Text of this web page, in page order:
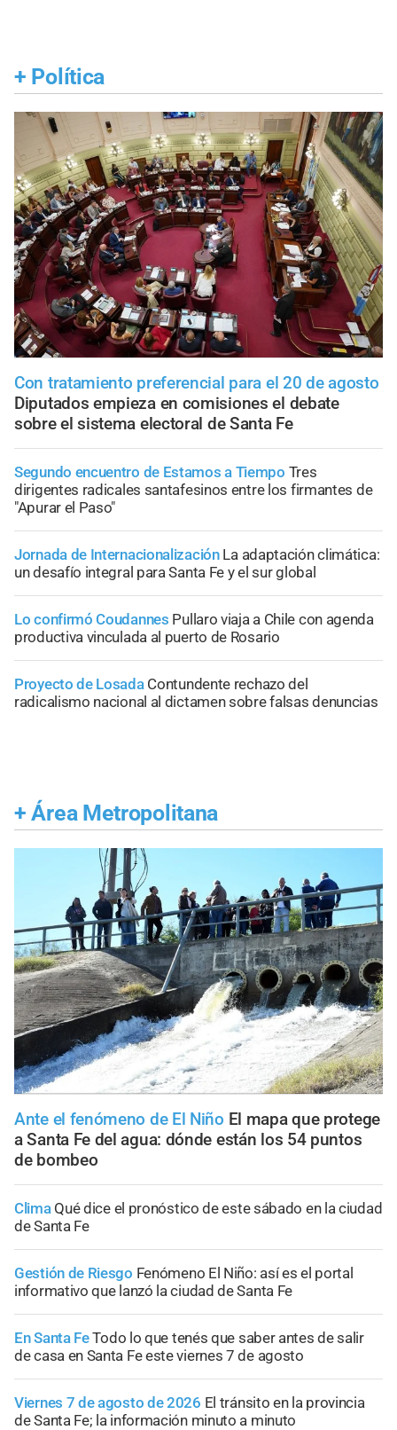
+ Política
Con tratamiento preferencial para el 20 de agosto
Diputados empieza en comisiones el debate
sobre el sistema electoral de Santa Fe
Segundo encuentro de Estamos a Tiempo Tres
dirigentes radicales santafesinos entre los firmantes de
"Apurar el Paso"
Jornada de Internacionalización La adaptación climática:
un desafío integral para Santa Fe y el sur global
Lo confirmó Coudannes Pullaro viaja a Chile con agenda
productiva vinculada al puerto de Rosario
Proyecto de Losada Contundente rechazo del
radicalismo nacional al dictamen sobre falsas denuncias
+ Área Metropolitana
Ante el fenómeno de El Niño El mapa que protege
a Santa Fe del agua: dónde están los 54 puntos
de bombeo
Clima Qué dice el pronóstico de este sábado en la ciudad
de Santa Fe
Gestión de Riesgo Fenómeno El Niño: así es el portal
informativo que lanzó la ciudad de Santa Fe
En Santa FeTodo lo que tenés que saber antes de salir
de casa en Santa Fe este viernes 7 de agosto
Viernes 7 de agosto de 2026 El tránsito en la provincia
de Santa Fe; la información minuto a minuto